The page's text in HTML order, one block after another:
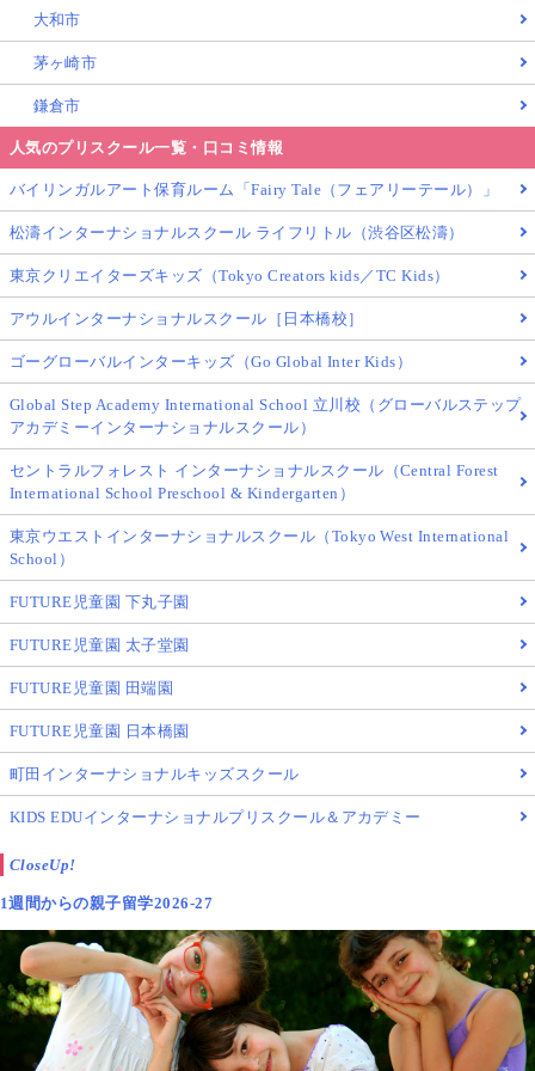
大和市
茅ヶ崎市
鎌倉市
人気のプリスクール一覧・口コミ情報
バイリンガルアート保育ルーム「Fairy Tale（フェアリーテール）」
松濤インターナショナルスクール ライフリトル（渋谷区松濤）
東京クリエイターズキッズ（Tokyo Creators kids／TC Kids）
アウルインターナショナルスクール［日本橋校］
ゴーグローバルインターキッズ（Go Global Inter Kids）
Global Step Academy International School 立川校（グローバルステップ
アカデミーインターナショナルスクール）
セントラルフォレスト インターナショナルスクール（Central Forest
International School Preschool & Kindergarten）
東京ウエストインターナショナルスクール（Tokyo West International
School）
FUTURE児童園 下丸子園
FUTURE児童園 太子堂園
FUTURE児童園 田端園
FUTURE児童園 日本橋園
町田インターナショナルキッズスクール
KIDS EDUインターナショナルプリスクール＆アカデミー
CloseUp!
1週間からの親子留学2026-27